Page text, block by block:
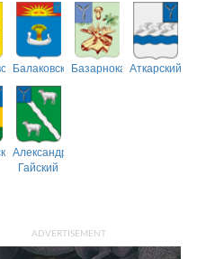
БалаковскийБазарнокарабулакский
Аткарский
Александрово-
Гайский
ADVERTISEMENT